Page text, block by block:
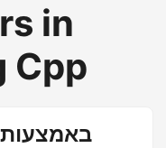
in
Cpp